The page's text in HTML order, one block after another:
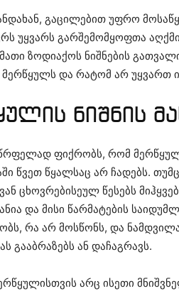
გაცილებით უფრო
უყვარს გარშემომყოფთა
ზოდიაქოს ნიშნების
მერწყულს და რატომ არ უყვართ
ნიშნის
ფიქრობს, რომ
წვეთ წყალსაც არ ჩადებს.
ცხოვრებისეულ წესებს
და მისი წარმატების
რა არ მოსწონს, და
გააბრაზებს ან დაჩაგრავს.
არც ისეთი